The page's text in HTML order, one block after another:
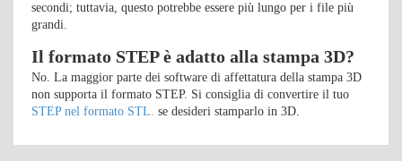
secondi; tuttavia, questo potrebbe essere più lungo per i file più
grandi.
Il formato STEP è adatto alla stampa 3D?
No. La maggior parte dei software di affettatura della stampa 3D
non supporta il formato STEP. Si consiglia di convertire il tuo
STEP nel formato STL. se desideri stamparlo in 3D.